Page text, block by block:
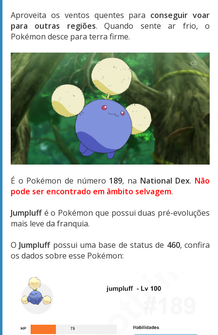
Aproveita os ventos quentes para conseguir voar
para outras regiões. Quando sente ar frio, o
Pokémon desce para terra firme.
É o Pokémon de número 189, na National Dex. Não
pode ser encontrado em âmbito selvagem.
Jumpluffé o Pokémon que possui duas pré-evoluções
mais leve da franquia.
O Jumpluff possui uma base de status de 460, confira
os dados sobre esse Pokémon: